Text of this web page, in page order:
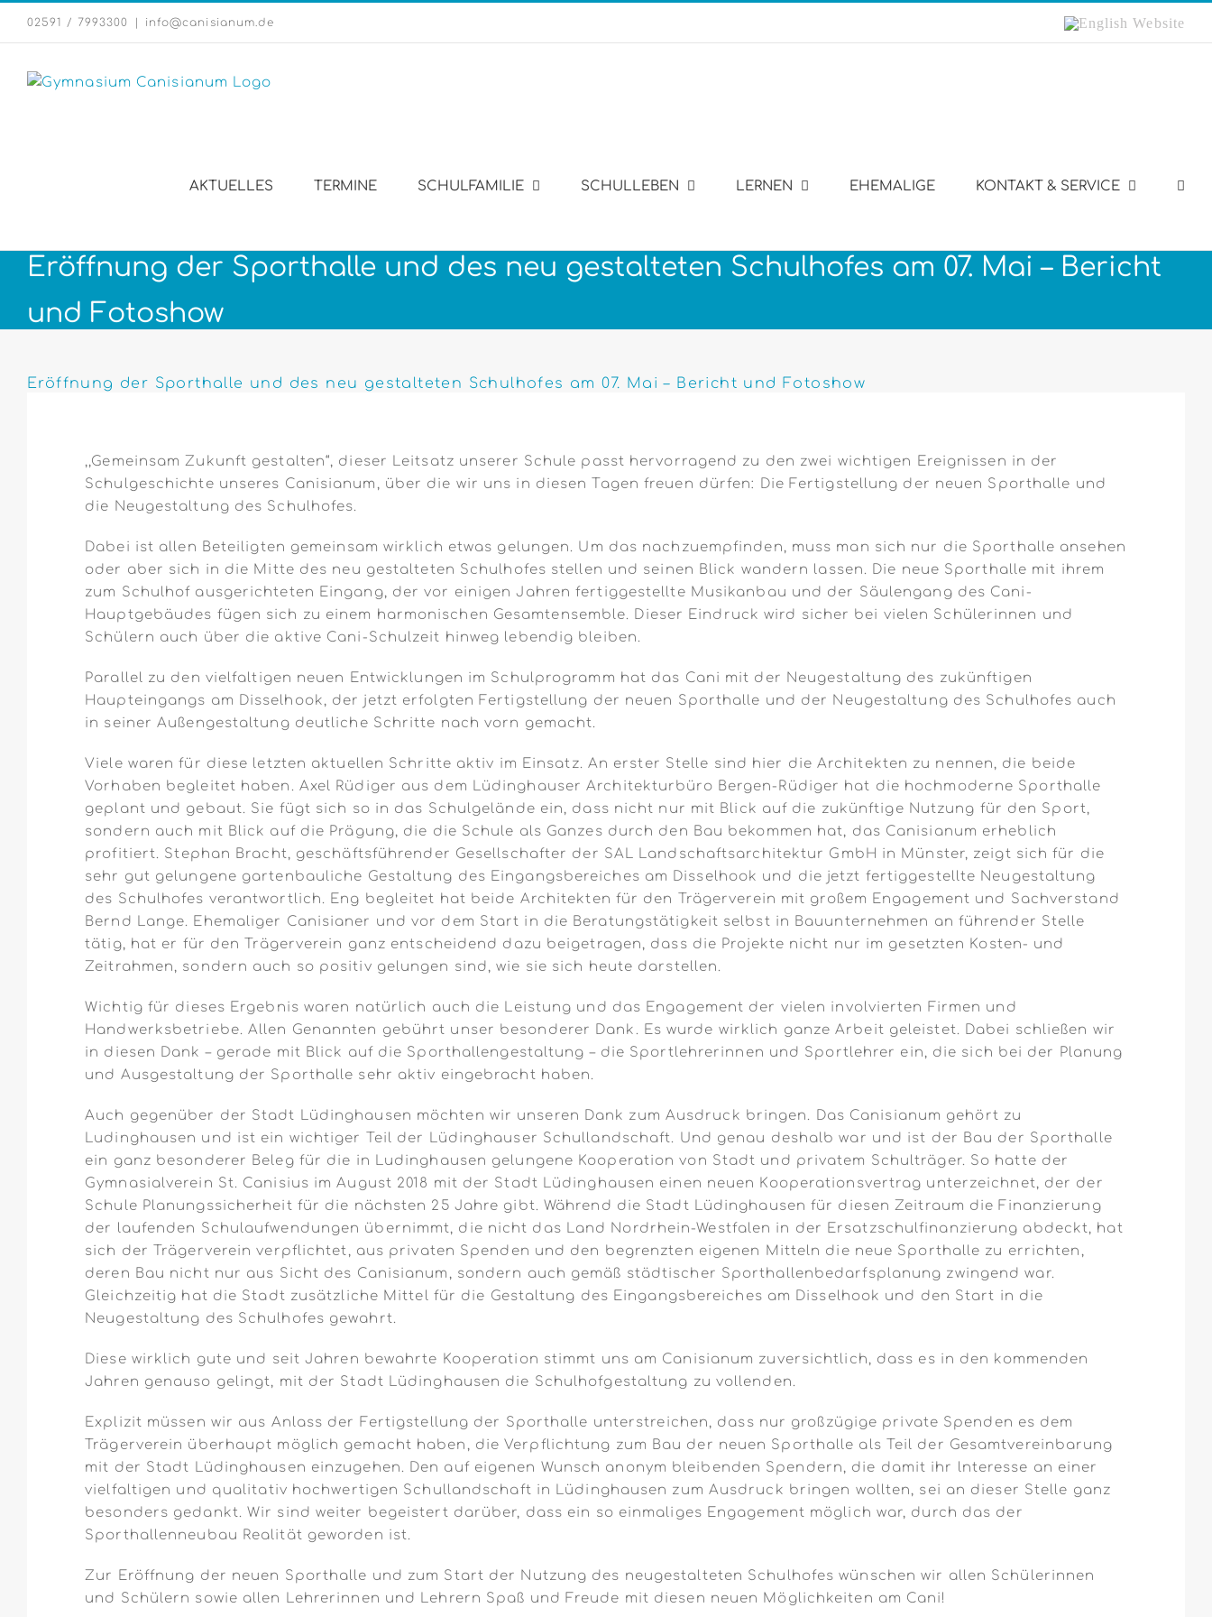
02591 / 7993300 info@canisianum.de
English
AKTUELLES TERMINE SCHULFAMILIE SCHULLEBEN LERNEN EHEMALIGE KONTAKT & SERVICE
Eröffnung der Sporthalle und des neu gestalteten Schulhofes am 07. Mai – Bericht
und Fotoshow
grösseres
Eröffnung der Sporthalle und des neu gestalteten Schulhofes am 07. Mai – Bericht und Fotoshow
,,Gemeinsam Zukunft gestalten“, dieser Leitsatz unserer Schule passt hervorragend zu den zwei wichtigen Ereignissen in der
Schulgeschichte unseres Canisianum, über die wir uns in diesen Tagen freuen dürfen: Die Fertigstellung der neuen Sporthalle und
die Neugestaltung des Schulhofes.
Dabei ist allen Beteiligten gemeinsam wirklich etwas gelungen. Um das nachzuempfinden, muss man sich nur die Sporthalle ansehen
oder aber sich in die Mitte des neu gestalteten Schulhofes stellen und seinen Blick wandern lassen. Die neue Sporthalle mit ihrem
zum Schulhof ausgerichteten Eingang, der vor einigen Jahren fertiggestellte Musikanbau und der Säulengang des Cani-
Hauptgebäudes fügen sich zu einem harmonischen Gesamtensemble. Dieser Eindruck wird sicher bei vielen Schülerinnen und
Schülern auch über die aktive Cani-Schulzeit hinweg lebendig bleiben.
Parallel zu den vielfaltigen neuen Entwicklungen im Schulprogramm hat das Cani mit der Neugestaltung des zukünftigen
Haupteingangs am Disselhook, der jetzt erfolgten Fertigstellung der neuen Sporthalle und der Neugestaltung des Schulhofes auch
in seiner Außengestaltung deutliche Schritte nach vorn gemacht.
Viele waren für diese letzten aktuellen Schritte aktiv im Einsatz. An erster Stelle sind hier die Architekten zu nennen, die beide
Vorhaben begleitet haben. Axel Rüdiger aus dem Lüdinghauser Architekturbüro Bergen-­Rüdiger hat die hochmoderne Sporthalle
geplant und gebaut. Sie fügt sich so in das Schulgelände ein, dass nicht nur mit Blick auf die zukünftige Nutzung für den Sport,
sondern auch mit Blick auf die Prägung, die die Schule als Ganzes durch den Bau bekommen hat, das Canisianum erheblich
profitiert. Stephan Bracht, geschäftsführender Gesellschafter der SAL Landschaftsarchitektur GmbH in Münster, zeigt sich für die
sehr gut gelungene gartenbauliche Gestaltung des Eingangsbereiches am Disselhook und die jetzt fertiggestellte Neugestaltung
des Schulhofes verantwortlich. Eng begleitet hat beide Architekten für den Trägerverein mit großem Engagement und Sachverstand
Bernd Lange. Ehemaliger Canisianer und vor dem Start in die Beratungstätigkeit selbst in Bauunternehmen an führender Stelle
tätig, hat er für den Trägerverein ganz entscheidend dazu beigetragen, dass die Projekte nicht nur im gesetzten Kosten- und
Zeitrahmen, sondern auch so positiv gelungen sind, wie sie sich heute darstellen.
Wichtig für dieses Ergebnis waren natürlich auch die Leistung und das Engagement der vielen involvierten Firmen und
Handwerksbetriebe. Allen Genannten gebührt unser besonderer Dank. Es wurde wirklich ganze Arbeit geleistet. Dabei schließen wir
in diesen Dank – gerade mit Blick auf die Sporthallengestaltung – die Sportlehrerinnen und Sportlehrer ein, die sich bei der Planung
und Ausgestaltung der Sporthalle sehr aktiv eingebracht haben.
Auch gegenüber der Stadt Lüdinghausen möchten wir unseren Dank zum Ausdruck bringen. Das Canisianum gehört zu
Ludinghausen und ist ein wichtiger Teil der Lüdinghauser Schullandschaft. Und genau deshalb war und ist der Bau der Sporthalle
ein ganz besonderer Beleg für die in Ludinghausen gelungene Kooperation von Stadt und privatem Schulträger. So hatte der
Gymnasialverein St. Canisius im August 2018 mit der Stadt Lüdinghausen einen neuen Kooperationsvertrag unterzeichnet, der der
Schule Planungssicherheit für die nächsten 25 Jahre gibt. Während die Stadt Lüdinghausen für diesen Zeitraum die Finanzierung
der laufenden Schulaufwendungen übernimmt, die nicht das Land Nordrhein-Westfalen in der Ersatzschulfinanzierung abdeckt, hat
sich der Trägerverein verpflichtet, aus privaten Spenden und den begrenzten eigenen Mitteln die neue Sporthalle zu errichten,
deren Bau nicht nur aus Sicht des Canisianum, sondern auch gemäß städtischer Sporthallenbedarfsplanung zwingend war.
Gleichzeitig hat die Stadt zusätzliche Mittel für die Gestaltung des Eingangsbereiches am Disselhook und den Start in die
Neugestaltung des Schulhofes gewahrt.
Diese wirklich gute und seit Jahren bewahrte Kooperation stimmt uns am Canisianum zuversichtlich, dass es in den kommenden
Jahren genauso gelingt, mit der Stadt Lüdinghausen die Schulhofgestaltung zu vollenden.
Explizit müssen wir aus Anlass der Fertigstellung der Sporthalle unterstreichen, dass nur großzügige private Spenden es dem
Trägerverein überhaupt möglich gemacht haben, die Verpflichtung zum Bau der neuen Sporthalle als Teil der Gesamtvereinbarung
mit der Stadt Lüdinghausen einzugehen. Den auf eigenen Wunsch anonym bleibenden Spendern, die damit ihr lnteresse an einer
vielfaltigen und qualitativ hochwertigen Schullandschaft in Lüdinghausen zum Ausdruck bringen wollten, sei an dieser Stelle ganz
besonders gedankt. Wir sind weiter begeistert darüber, dass ein so einmaliges Engagement möglich war, durch das der
Sporthallenneubau Realität geworden ist.
Zur Eröffnung der neuen Sporthalle und zum Start der Nutzung des neugestalteten Schulhofes wünschen wir allen Schülerinnen
und Schülern sowie allen Lehrerinnen und Lehrern Spaß und Freude mit diesen neuen Möglichkeiten am Cani!